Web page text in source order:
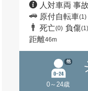
人対車両 事故
原付自転車(1)
死亡(0) 負傷(1)
距離46m
0～24歳
他